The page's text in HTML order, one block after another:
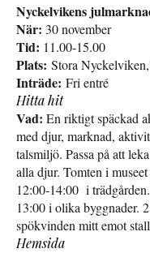
Nyckelvikens
När: 30 november
Tid: 11.00-15.00
Plats: Stora
Inträde: Fri entré
Hitta hit
Vad: En riktigt späckad
med djur, marknad,
talsmiljö. Passa på att
alla djur. Tomten i
12:00-14:00 i
13:00 i olika byggnader.
spökvinden mitt emot
Hemsida